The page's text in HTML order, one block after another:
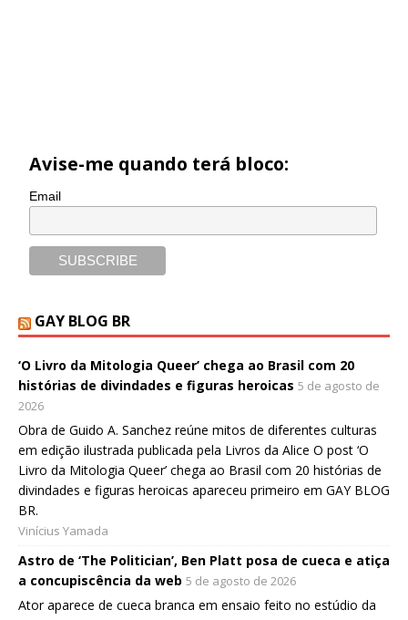
Avise-me quando terá bloco:
Email
GAY BLOG BR
‘O Livro da Mitologia Queer’ chega ao Brasil com 20
histórias de divindades e figuras heroicas 5 de agosto de
2026
Obra de Guido A. Sanchez reúne mitos de diferentes culturas
em edição ilustrada publicada pela Livros da Alice O post ‘O
Livro da Mitologia Queer’ chega ao Brasil com 20 histórias de
divindades e figuras heroicas apareceu primeiro em GAY BLOG
BR.
Vinícius Yamada
Astro de ‘The Politician’, Ben Platt posa de cueca e atiça
a concupiscência da web 5 de agosto de 2026
Ator aparece de cueca branca em ensaio feito no estúdio da